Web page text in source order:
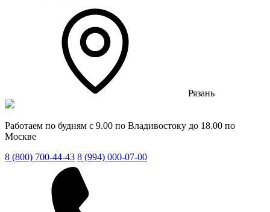
Рязань
Работаем по будням с 9.00 по Владивостоку до 18.00 по
Москве
8 (800) 700-44-43 8 (994) 000-07-00